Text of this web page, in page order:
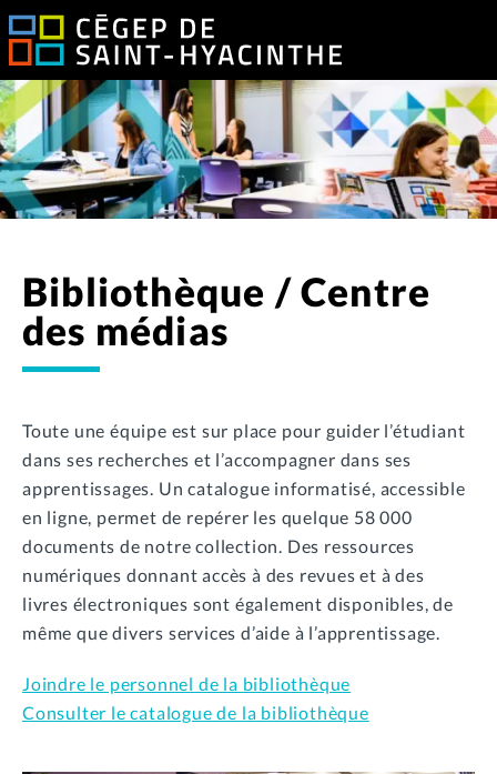
Bibliothèque / Centre
des médias
Toute une équipe est sur place pour guider l’étudiant
dans ses recherches et l’accompagner dans ses
apprentissages. Un catalogue informatisé, accessible
en ligne, permet de repérer les quelque 58 000
documents de notre collection. Des ressources
numériques donnant accès à des revues et à des
livres électroniques sont également disponibles, de
même que divers services d’aide à l’apprentissage.
Joindre le personnel de la bibliothèque
Consulter le catalogue de la bibliothèque